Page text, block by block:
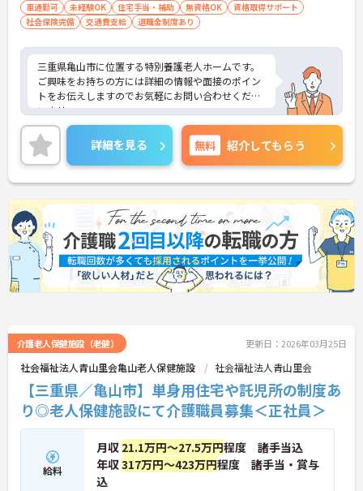
車通勤可 未経験OK 住宅手当・補助 無資格OK
資格取得サポート
社会保険完備
交通費支給 退職金制度あり
三重県亀山市に位置する特別養護老人ホームです。
ご興味をお持ちの方には詳細の情報や面接のポイン
トをお伝えしますのでお気軽にお問い合わせくださ
いませ。
詳細を見る 無料 紹介してもらう
介護老人保健施設（老健） 更新日：2026年03月25日
社会福祉法人青山里会亀山老人保健施設 社会福祉法人青山里会
【三重県／亀山市】単身用住宅や託児所の制度あ
り◎老人保健施設にて介護職員募集＜正社員＞
給料
月収 21.1万円～27.5万円程度 諸手当込
年収317万円～423万円程度 諸手当・賞与
込